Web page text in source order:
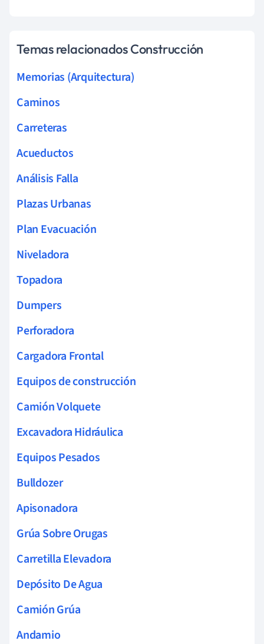
Temas relacionados Construcción
Memorias (Arquitectura)
Caminos
Carreteras
Acueductos
Análisis Falla
Plazas Urbanas
Plan Evacuación
Niveladora
Topadora
Dumpers
Perforadora
Cargadora Frontal
Equipos de construcción
Camión Volquete
Excavadora Hidráulica
Equipos Pesados
Bulldozer
Apisonadora
Grúa Sobre Orugas
Carretilla Elevadora
Depósito De Agua
Camión Grúa
Andamio